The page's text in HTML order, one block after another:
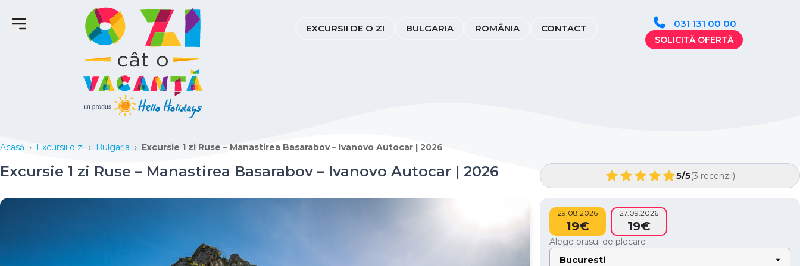
EXCURSII DE O ZI BULGARIA ROMÂNIA CONTACT 031 131 00 00
SOLICITĂ OFERTĂ
Acasă › Excursii o zi › Bulgaria › Excursie 1 zi Ruse – Manastirea Basarabov – Ivanovo Autocar | 2026
Excursie 1 zi Ruse – Manastirea Basarabov – Ivanovo Autocar | 2026 5/5(3 recenzii)
29.08.2026
19€
27.09.2026
19€
Alege orasul de plecare
Bucuresti